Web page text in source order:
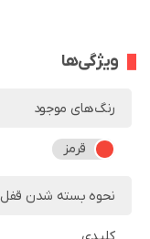
ویژگی‌ها
رنگ‌های موجود
قرمز
نحوه بسته شدن قفل